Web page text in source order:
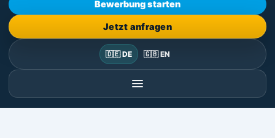
Bewerbung starten
Jetzt anfragen
🇩🇪 DE 🇬🇧 EN